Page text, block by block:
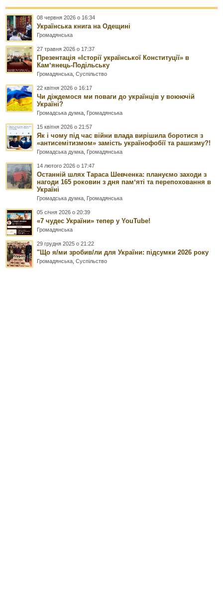
08 червня 2026 о 16:34
Українська книга на Одещині
Громадянська
27 травня 2026 о 17:37
Презентація «Історії української Конституції» в
Камʼянець-Подільську
Громадянська ,Суспільство
22 квітня 2026 о 16:17
Чи діждемося ми поваги до українців у воюючій
Україні?
Громадська думка Громадянська
15 квітня 2026 о 21:57
Як і чому під час війни влада вирішила боротися з
«антисемітизмом» замість українофобії та рашизму?!
Громадська думка Громадянська
14 лютого 2026 о 17:47
Останній шлях Тараса Шевченка: плануємо заходи з
нагоди 165 роковин з дня памʼяті та перепоховання в
Україні
Громадська думка Громадянська
05 січня 2026 о 20:39
«7 чудес України» тепер у YouTube!
Громадянська
29 грудня 2025 о 21:22
"Що я/ми зробив/ли для України: підсумки 2026 року
Громадянська ,Суспільство